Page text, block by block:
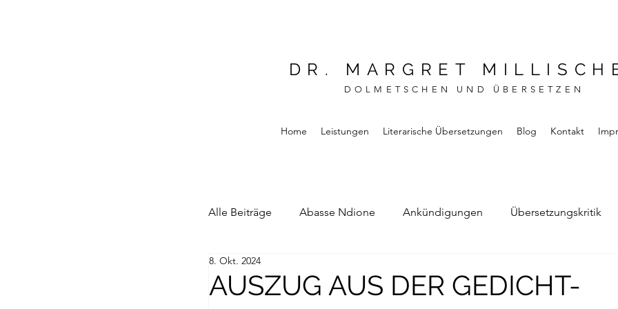
DR. MARGRET
DOLMETSCHEN UND ÜBERSETZEN
Home Leistungen Literarische Übersetzungen Blog Kontakt
Alle Beiträge Abasse Ndione Ankündigungen Übersetzungskritik
Alain Blottiere
AUSZUG AUS DER GEDICHT-
8. Okt. 2024